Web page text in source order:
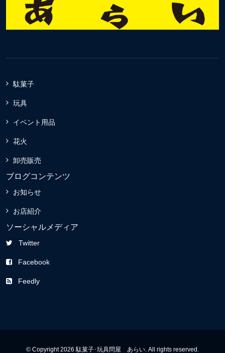
駄菓子
玩具
イベント用品
花火
卸売販売
ブログコンテンツ
お知らせ
お店紹介
ソーシャルメディア
Twitter
Facebook
Feedly
© Copyright 2026 駄菓子･玩具問屋 あらい. All rights reserved.